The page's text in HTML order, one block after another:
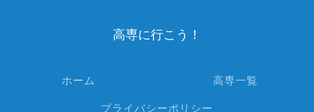
高専に行こう！
ホーム 高専一覧
プライバシーポリシー